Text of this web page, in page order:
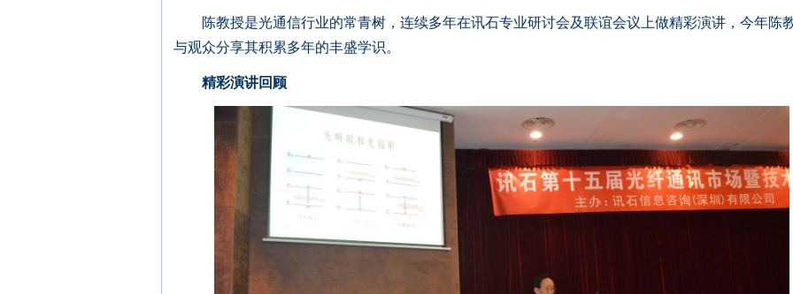
陈教授是光通信行业的常青树，连续多年在讯石专业研讨会及联谊会议上做精彩演讲，今年陈
与观众分享其积累多年的丰盛学识。
精彩演讲回顾